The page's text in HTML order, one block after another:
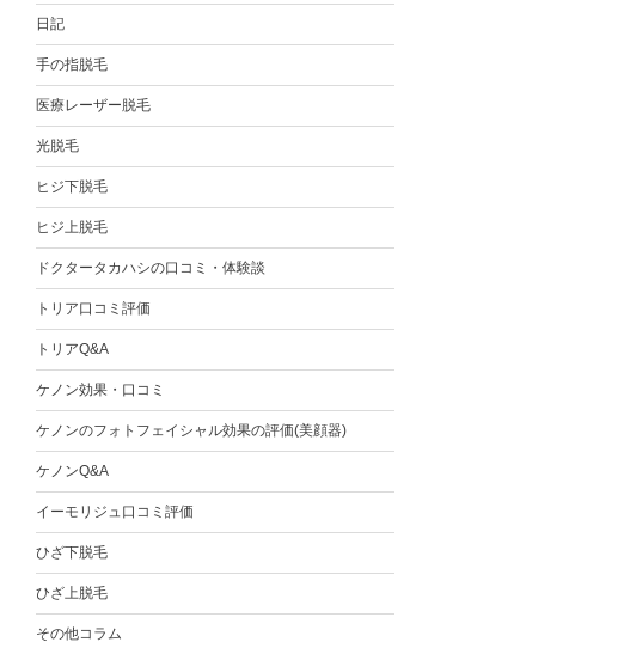
日記
手の指脱毛
医療レーザー脱毛
光脱毛
ヒジ下脱毛
ヒジ上脱毛
ドクタータカハシの口コミ・体験談
トリア口コミ評価
トリアQ&A
ケノン効果・口コミ
ケノンのフォトフェイシャル効果の評価(美顔器)
ケノンQ&A
イーモリジュ口コミ評価
ひざ下脱毛
ひざ上脱毛
その他コラム